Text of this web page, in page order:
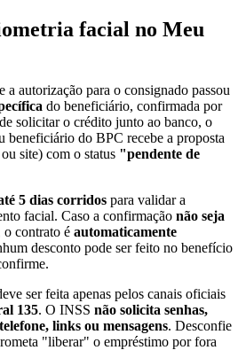
facial no Meu
a autorização para o consignado passou
do beneficiário, confirmada por
solicitar o crédito junto ao banco, o
beneficiário do BPC recebe a proposta
site) com o status "pendente de
5 dias corridos para validar a
facial. Caso a confirmação não seja
o contrato é automaticamente
desconto pode ser feito no benefício
ser feita apenas pelos canais oficiais
135. O INSS não solicita senhas,
links ou mensagens. Desconfie
"liberar" o empréstimo por fora